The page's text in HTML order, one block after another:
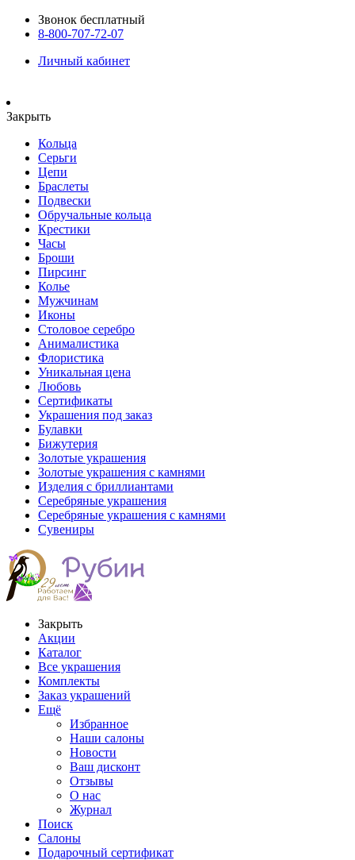
Звонок бесплатный
8-800-707-72-07
Личный кабинет
Закрыть
Кольца
Серьги
Цепи
Браслеты
Подвески
Обручальные кольца
Крестики
Часы
Броши
Пирсинг
Колье
Мужчинам
Иконы
Столовое серебро
Анималистика
Флористика
Уникальная цена
Любовь
Сертификаты
Украшения под заказ
Булавки
Бижутерия
Золотые украшения
Золотые украшения с камнями
Изделия с бриллиантами
Серебряные украшения
Серебряные украшения с камнями
Сувениры
Закрыть
Акции
Каталог
Все украшения
Комплекты
Заказ украшений
Ещё
Избранное
Наши салоны
Новости
Ваш дисконт
Отзывы
О нас
Журнал
Поиск
Салоны
Подарочный сертификат